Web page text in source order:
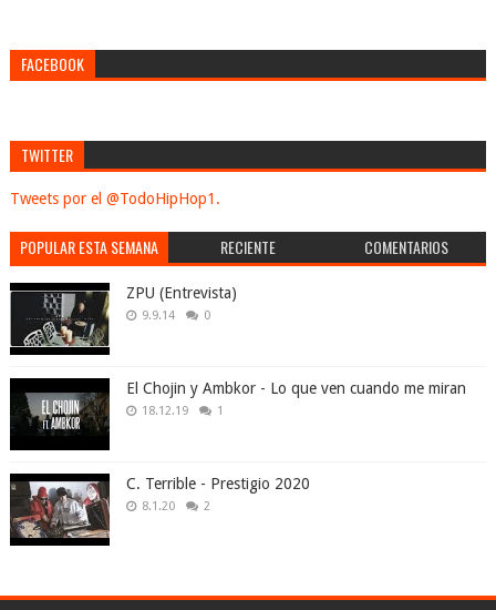
FACEBOOK
TWITTER
Tweets por el @TodoHipHop1.
POPULAR ESTA SEMANA RECIENTE COMENTARIOS
ZPU (Entrevista)
9.9.14 0
El Chojin y Ambkor - Lo que ven cuando me miran
18.12.19 1
C. Terrible - Prestigio 2020
8.1.20 2